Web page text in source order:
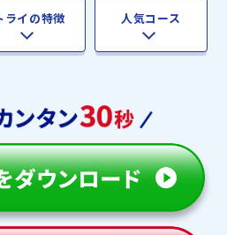
ライの特徴 人気コース